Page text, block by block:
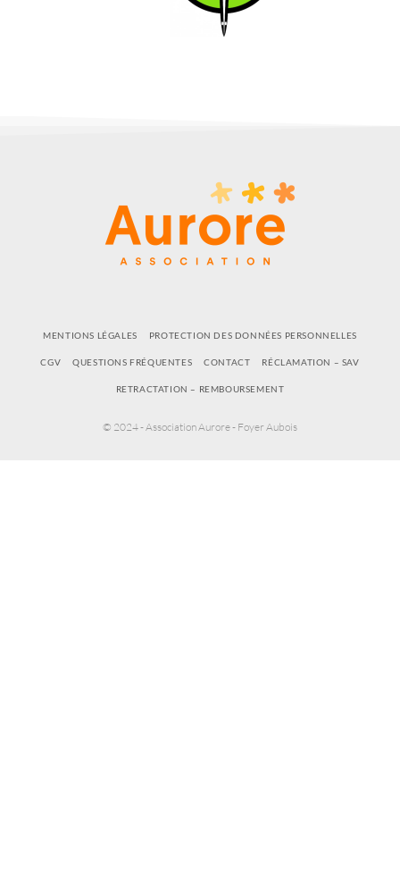
MENTIONS LÉGALES PROTECTION DES DONNÉES PERSONNELLES
CGV QUESTIONS FRÉQUENTES CONTACT RÉCLAMATION – SAV
RETRACTATION – REMBOURSEMENT
© 2024 - Association Aurore - Foyer Aubois